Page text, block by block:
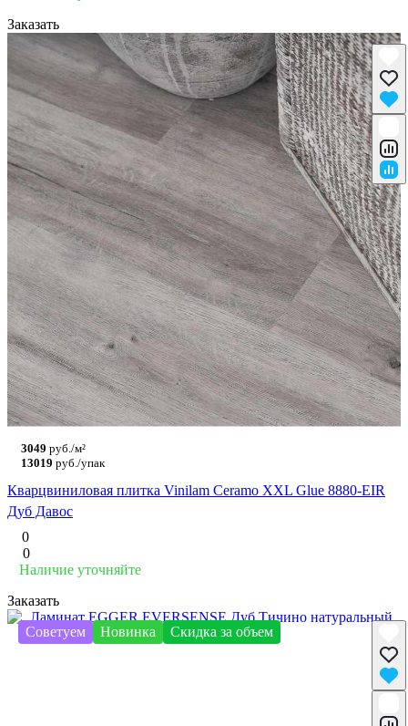
Заказать
3049 руб./м²
13019 руб./упак
Кварцвиниловая плитка Vinilam Ceramo XXL Glue 8880-EIR
Дуб Давос
0
0
Наличие уточняйте
Заказать
Советуем
Новинка Скидка за объем